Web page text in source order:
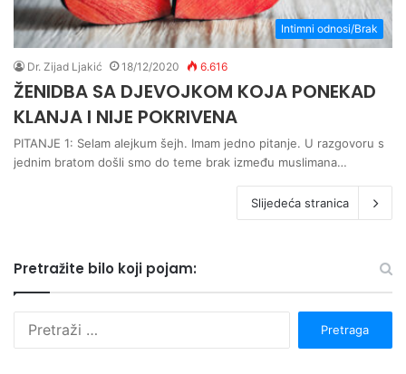
Intimni odnosi/Brak
Dr. Zijad Ljakić 18/12/2020 6.616
ŽENIDBA SA DJEVOJKOM KOJA PONEKAD
KLANJA I NIJE POKRIVENA
PITANJE 1: Selam alejkum šejh. Imam jedno pitanje. U razgovoru s
jednim bratom došli smo do teme brak između muslimana…
Slijedeća stranica
Pretražite bilo koji pojam: